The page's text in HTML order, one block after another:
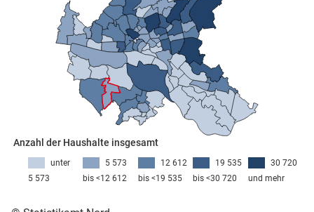
Anzahl der Haushalte insgesamt
30 720
und mehr
19 535
bis <30 720
12 612
bis <19 535
5 573
bis <12 612
unter
5 573